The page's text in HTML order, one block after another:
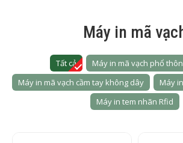
Máy in mã
Tất cả
Máy in mã vạch phổ
Máy in mã vạch cầm tay không dây
Máy
Máy in tem nhãn Rfid